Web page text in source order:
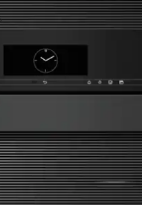
efektyvumo
vandens ir nuotekų jungtimis